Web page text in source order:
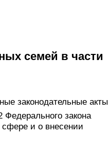
семей в части
законодательные акты
Федерального закона
и о внесении